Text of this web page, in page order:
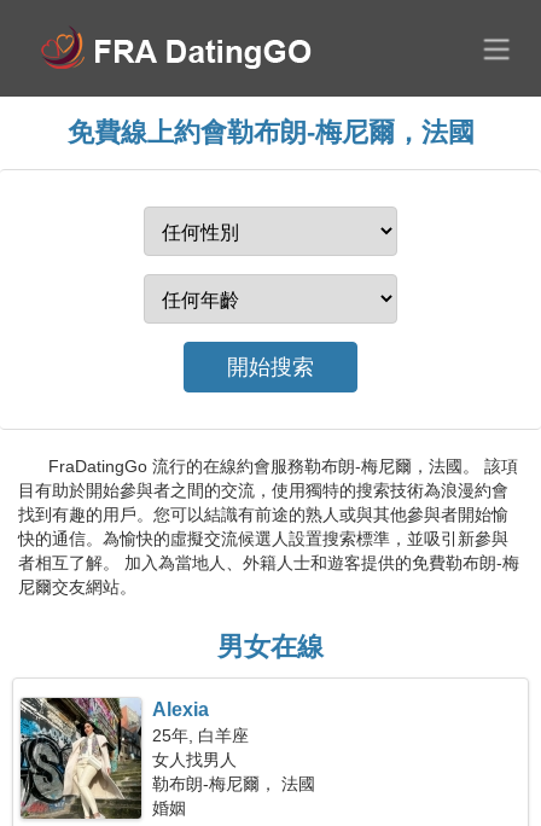
免費線上約會勒布朗-梅尼爾，法國
FraDatingGo 流行的在線約會服務勒布朗-梅尼爾，法國。 該項
目有助於開始參與者之間的交流，使用獨特的搜索技術為浪漫約會
找到有趣的用戶。您可以結識有前途的熟人或與其他參與者開始愉
快的通信。為愉快的虛擬交流候選人設置搜索標準，並吸引新參與
者相互了解。 加入為當地人、外籍人士和遊客提供的免費勒布朗-梅
尼爾交友網站。
男女在線
Alexia
25年, 白羊座
女人找男人
勒布朗-梅尼爾， 法國
婚姻